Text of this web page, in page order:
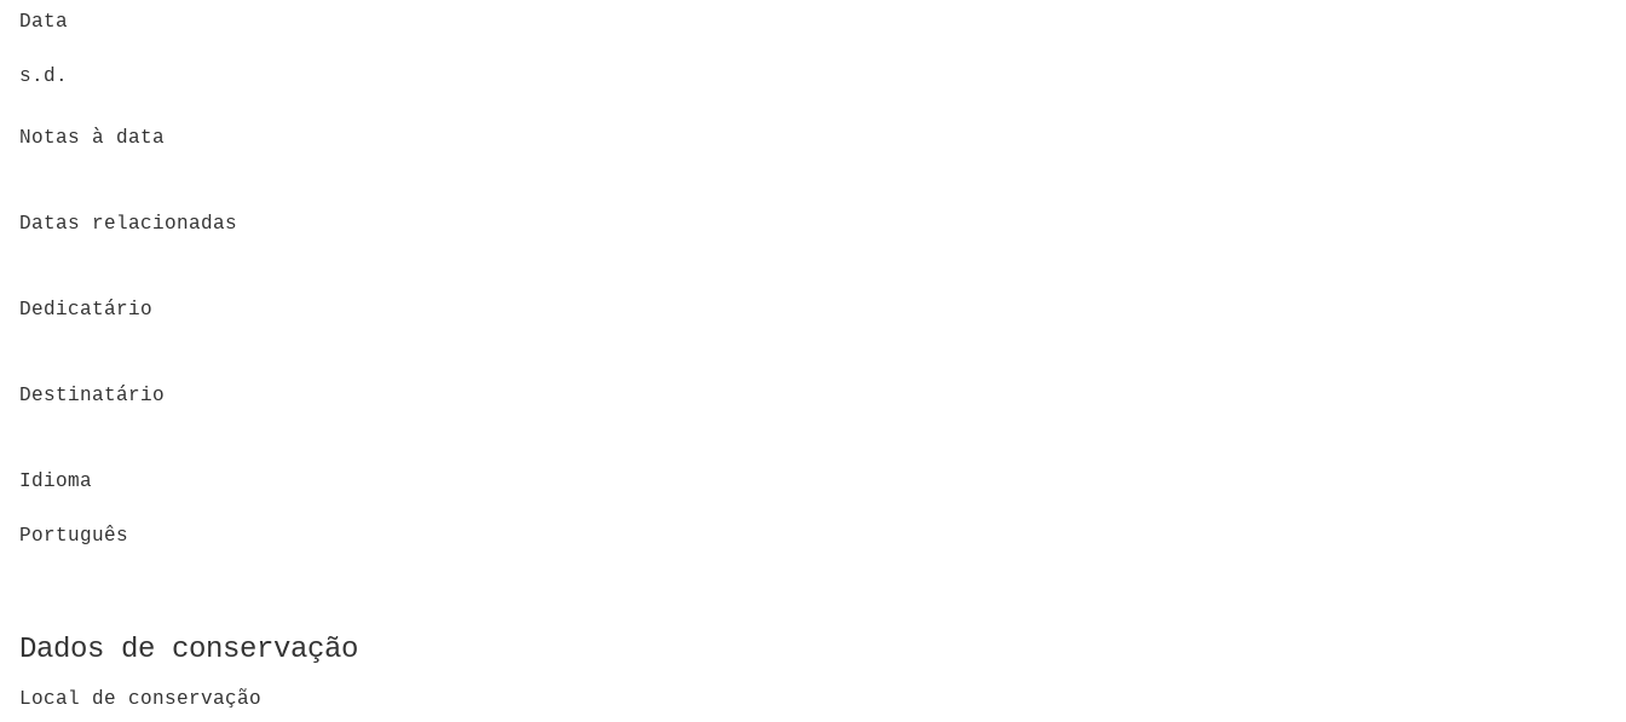
Data
s.d.
Notas à data
Datas relacionadas
Dedicatário
Destinatário
Idioma
Português
Dados de conservação
Local de conservação